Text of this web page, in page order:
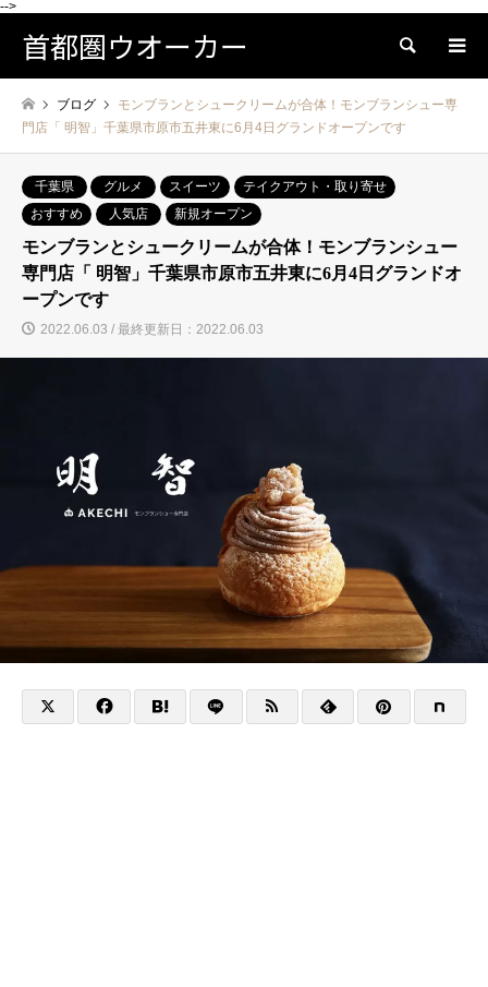
-->
首都圏ウオーカー 検索
ブログ
モンブランとシュークリームが合体！モンブランシュー専
門店「 明智」千葉県市原市五井東に6月4日グランドオープンです
千葉県 グルメ スイーツ
テイクアウト・取り寄せ
おすすめ
人気店 新規オープン
モンブランとシュークリームが合体！モンブランシュー
専門店「 明智」千葉県市原市五井東に6月4日グランドオ
ープンです
2022.06.03 / 最終更新日：2022.06.03